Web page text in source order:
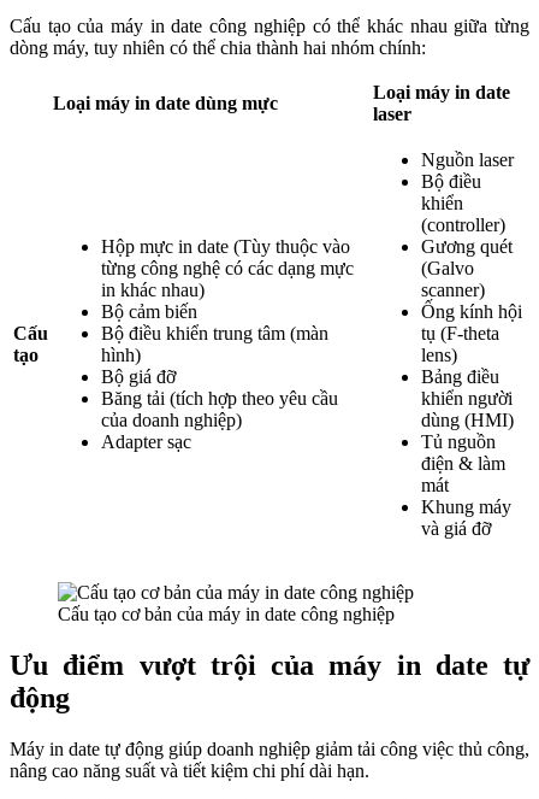
Cấu tạo của máy in date công nghiệp có thể khác nhau giữa từng
dòng máy, tuy nhiên có thể chia thành hai nhóm chính:
Loại máy in date dùng mực
Loại máy in date
laser
Cấu
tạo
Hộp mực in date (Tùy thuộc vào
từng công nghệ có các dạng mực
in khác nhau)
Bộ cảm biến
Bộ điều khiển trung tâm (màn
hình)
Bộ giá đỡ
Băng tải (tích hợp theo yêu cầu
của doanh nghiệp)
Adapter sạc
Nguồn laser
Bộ điều
khiển
(controller)
Gương quét
(Galvo
scanner)
Ống kính hội
tụ (F-theta
lens)
Bảng điều
khiển người
dùng (HMI)
Tủ nguồn
điện & làm
mát
Khung máy
và giá đỡ
Cấu tạo cơ bản của máy in date công nghiệp
Ưu điểm vượt trội của máy in date tự
động
Máy in date tự động giúp doanh nghiệp giảm tải công việc thủ công,
nâng cao năng suất và tiết kiệm chi phí dài hạn.